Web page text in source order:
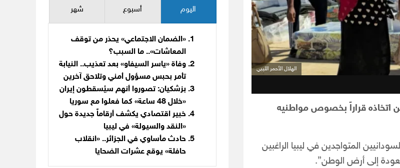
الهلال الأحمر الليبي
اتخاذه قراراً بخصوص مواطنيه
المتواجدين في ليبيا الراغبين
إلى أرض الوطن”.
اليوم أسبوع شهر
«الضمان الاجتماعي» يحذر من توقف
المعاشات».. ما السبب؟
وفاة «ياسر السيفاو» بعد تعذيب.. النيابة
تأمر بحبس مسؤول أمني وتلاحق آخرين
بزشكيان: تصوروا أنهم سيُسقطون إيران
«خلال 48 ساعة» كما فعلوا مع سوريا
خبير اقتصادي يكشف أرقاماً جديدة حول
«النقد والسيولة» في ليبيا
حادث مأساوي في الجزائر.. «انقلاب
حافلة» يوقع عشرات الضحايا